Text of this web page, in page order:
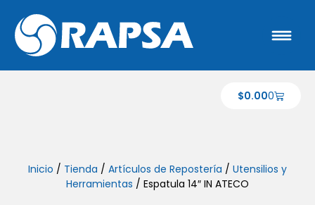
$0.000
Inicio / Tienda / Artículos de Repostería / Utensilios y
Herramientas / Espatula 14″ IN ATECO